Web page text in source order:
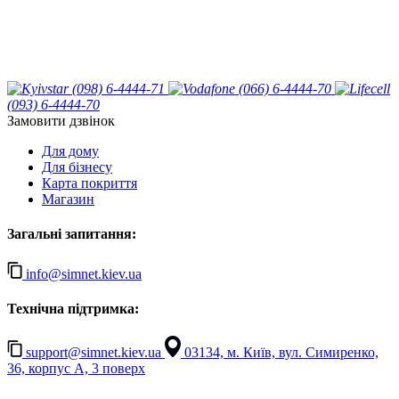
(098) 6-4444-71
(066) 6-4444-70
(093) 6-4444-70
Замовити дзвінок
Для дому
Для бізнесу
Карта покриття
Магазин
Загальні запитання:
info@simnet.kiev.ua
Технічна підтримка:
support@simnet.kiev.ua
03134, м. Київ, вул. Симиренко,
36, корпус А, 3 поверх